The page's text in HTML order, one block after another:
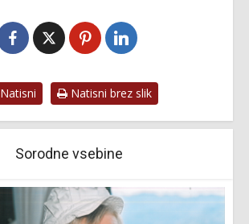
Natisni Natisni brez slik
Sorodne vsebine